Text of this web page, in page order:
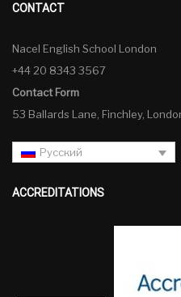
CONTACT
Nacel English School London
+44 20 8343 3567
Contact Form
53 Ballards Lane, Finchley,
Русский
ACCREDITATIONS